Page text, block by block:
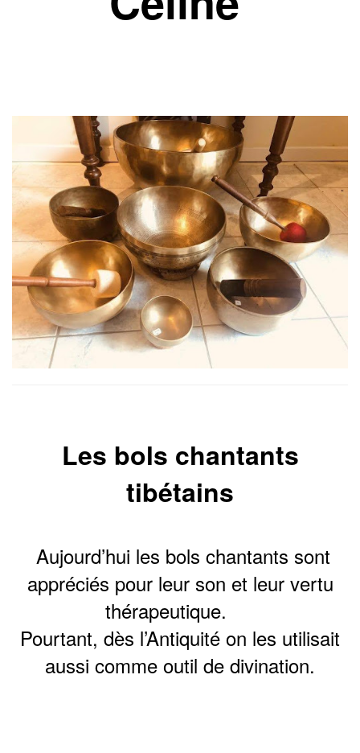
Les bols chantants
tibétains
Aujourd’hui les bols chantants sont
appréciés pour leur son et leur vertu
thérapeutique.
Pourtant, dès l’Antiquité on les utilisait
aussi comme outil de divination.